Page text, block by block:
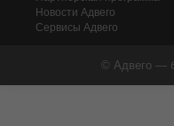
Новости Адвего
Сервисы Адвего
© Адвего —